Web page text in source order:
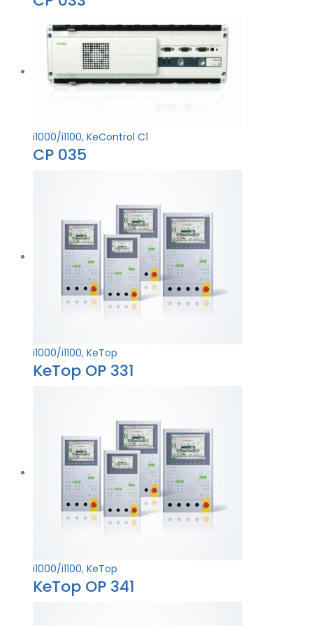
i1000/i1100, KeControl C1
CP 035
i1000/i1100, KeTop
KeTop OP 331
i1000/i1100, KeTop
KeTop OP 341